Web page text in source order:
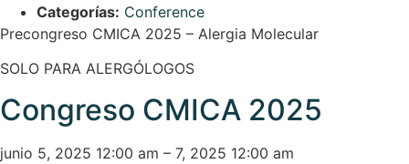
Categorías: Conference
Precongreso CMICA 2025 – Alergia Molecular
SOLO PARA ALERGÓLOGOS
Congreso CMICA 2025
junio 5, 2025 12:00 am – 7, 2025 12:00 am